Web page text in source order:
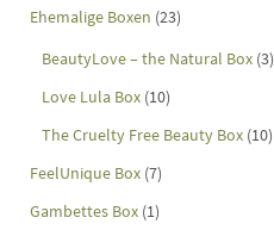
Ehemalige Boxen (23)
BeautyLove – the Natural Box (3)
Love Lula Box (10)
The Cruelty Free Beauty Box (10)
FeelUnique Box (7)
Gambettes Box (1)